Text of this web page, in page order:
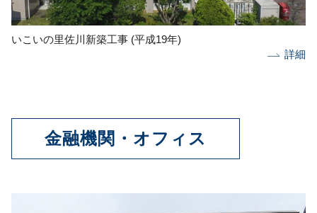
いこいの里佐川新築工事 (平成19年)
詳細
金融機関・オフィス